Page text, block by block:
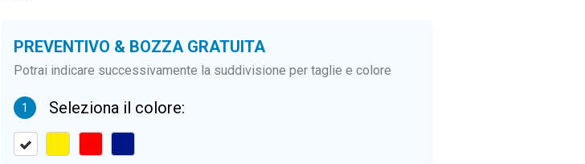
PREVENTIVO & BOZZA GRATUITA
Potrai indicare successivamente la suddivisione per taglie e colore
1 Seleziona il colore: